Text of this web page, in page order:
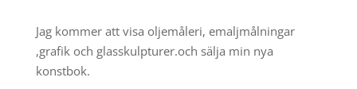
Jag kommer att visa oljemåleri, emaljmålningar
,grafik och glasskulpturer.och sälja min nya
konstbok.